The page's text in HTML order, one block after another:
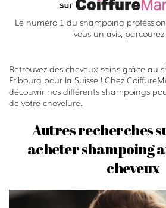
Le numéro 1 du shampoing
vous un avis, parcourez
Retrouvez des cheveux sains grâce au
Fribourg pour la Suisse ! Chez
découvrir nos différents shampoings
de votre chevelure.
Autres recherches
acheter shampoing
cheveux